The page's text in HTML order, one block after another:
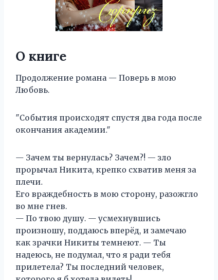
О книге
Продолжение романа — Поверь в мою
Любовь.
"События происходят спустя два года после
окончания академии."
— Зачем ты вернулась? Зачем?! — зло
прорычал Никита, крепко схватив меня за
плечи.
Его враждебность в мою сторону, разожгло
во мне гнев.
— По твою душу. — усмехнувшись
произношу, поддаюсь вперёд, и замечаю
как зрачки Никиты темнеют. — Ты
надеюсь, не подумал, что я ради тебя
прилетела? Ты последний человек,